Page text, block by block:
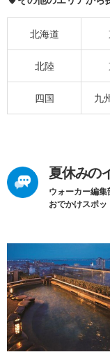
北海道
北陸
四国 九
夏休みの
ウォーカー編
おでかけスポッ